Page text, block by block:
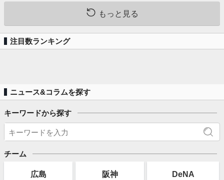
もっと見る
注目数ランキング
ニュース&コラムを探す
キーワードから探す
チーム
広島 阪神 DeNA